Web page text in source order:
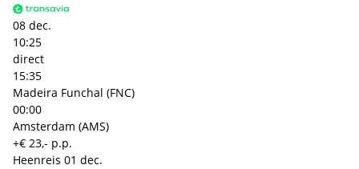
08 dec.
10:25
direct
15:35
Madeira Funchal (FNC)
00:00
Amsterdam (AMS)
+€ 23,- p.p.
Heenreis 01 dec.